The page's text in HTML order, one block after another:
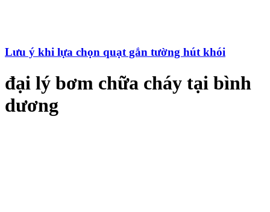
Lưu ý khi lựa chọn quạt gắn tường hút khói
đại lý bơm chữa cháy tại bình
dương